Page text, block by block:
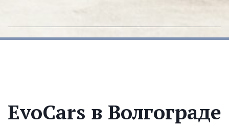
EvoCars в Волгограде